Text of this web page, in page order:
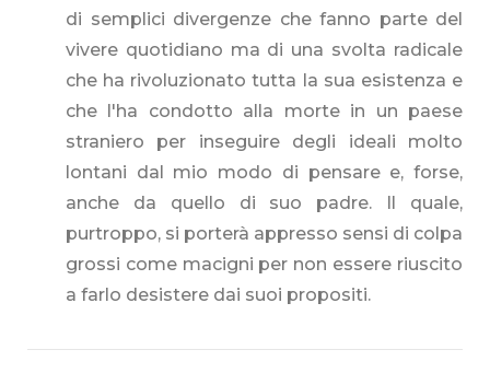
di semplici divergenze che fanno parte del
vivere quotidiano ma di una svolta radicale
che ha rivoluzionato tutta la sua esistenza e
che l'ha condotto alla morte in un paese
straniero per inseguire degli ideali molto
lontani dal mio modo di pensare e, forse,
anche da quello di suo padre. Il quale,
purtroppo, si porterà appresso sensi di colpa
grossi come macigni per non essere riuscito
a farlo desistere dai suoi propositi.